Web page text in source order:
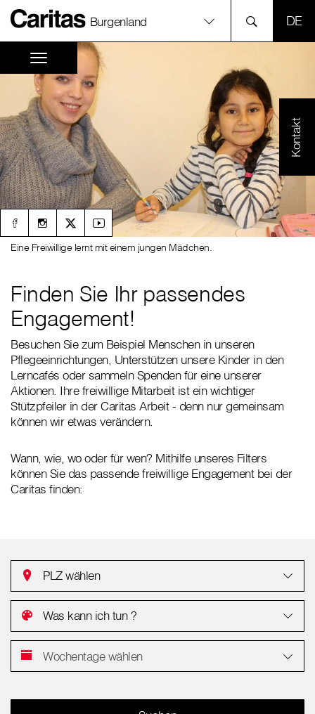
Burgenland
Kontakt
Eine Freiwillige lernt mit einem jungen Mädchen.
Finden Sie Ihr passendes
Engagement!
Besuchen Sie zum Beispiel Menschen in unseren
Pflegeeinrichtungen, Unterstützen unsere Kinder in den
Lerncafés oder sammeln Spenden für eine unserer
Aktionen. Ihre freiwillige Mitarbeit ist ein wichtiger
Stützpfeiler in der Caritas Arbeit - denn nur gemeinsam
können wir etwas verändern.
Wann, wie, wo oder für wen? Mithilfe unseres Filters
können Sie das passende freiwillige Engagement bei der
Caritas finden:
PLZ wählen
Was kann ich tun ?
Wochentage wählen